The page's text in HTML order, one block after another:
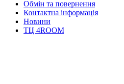
Обмін та повернення
Контактна інформація
Новини
ТЦ 4ROOM